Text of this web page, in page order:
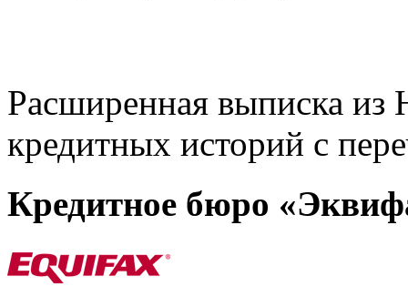
Расширенная выписка из
кредитных историй с
Кредитное бюро